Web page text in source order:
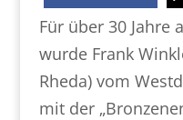
Für über 30 Jahre
wurde Frank
Rheda) vom
mit der